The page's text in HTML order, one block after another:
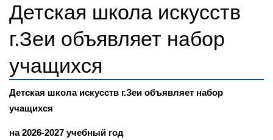
Детская школа искусств
г.Зеи объявляет набор
учащихся
Детская школа искусств г.Зеи объявляет набор
учащихся
на 2026-2027 учебный год